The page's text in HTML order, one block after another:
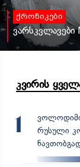
ქრონიკები
კვირის
1
რუსული